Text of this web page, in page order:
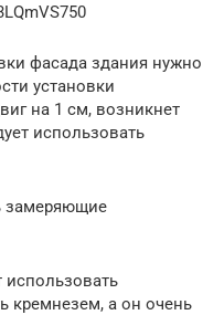
фасада здания нужно
установки
на 1 см, возникнет
использовать
замеряющие
использовать
кремнезем, а он очень